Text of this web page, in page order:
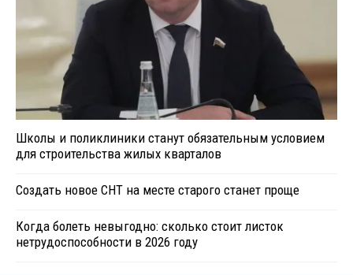
Школы и поликлиники станут обязательным условием
для строительства жилых кварталов
Создать новое СНТ на месте старого станет проще
Когда болеть невыгодно: сколько стоит листок
нетрудоспособности в 2026 году